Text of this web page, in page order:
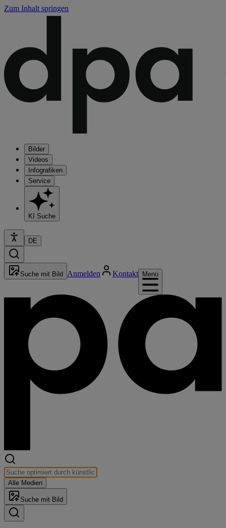
Zum Inhalt springen
Bilder
Videos
Infografiken
Service
KI Suche
DE
Suche mit Bild Anmelden Kontakt Menü
Alle Medien
Suche mit Bild